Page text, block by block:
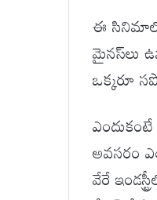
ఈ సినిమాలో
మైనస్‌లు
ఒక్కరూ
అవసరం
వేరే